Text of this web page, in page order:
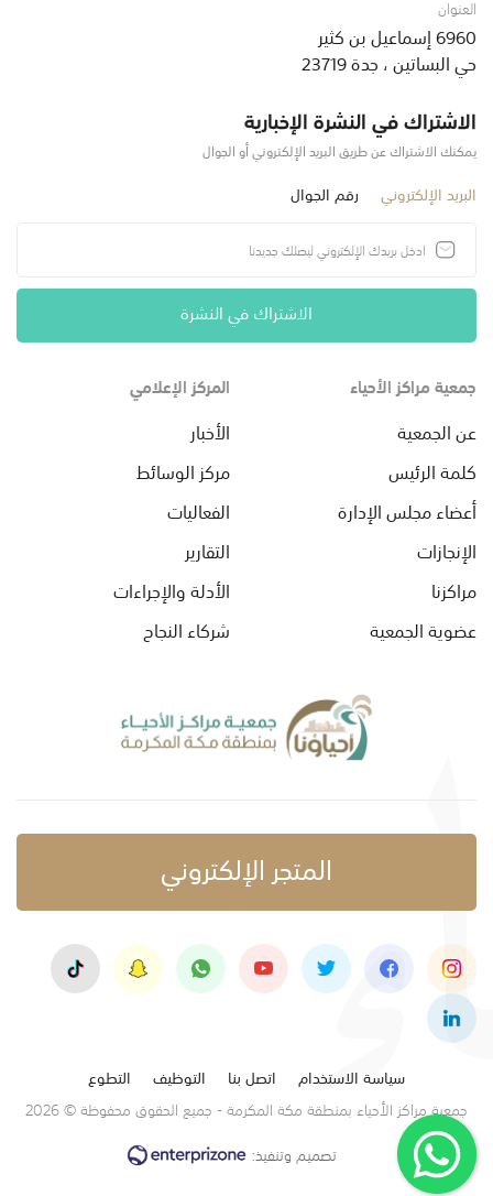
العنوان
6960 إسماعيل بن كثير
حي البساتين ، جدة 23719
الاشتراك في النشرة الإخبارية
يمكنك الاشتراك عن طريق البريد الإلكتروني أو الجوال
البريد الإلكتروني رقم الجوال
الاشتراك في النشرة
جمعية مراكز الأحياء
عن الجمعية
كلمة الرئيس
أعضاء مجلس الإدارة
الإنجازات
مراكزنا
عضوية الجمعية
المركز الإعلامي
الأخبار
مركز الوسائط
الفعاليات
التقارير
الأدلة والإجراءات
شركاء النجاح
المتجر الإلكتروني
سياسة الاستخدام اتصل بنا التوظيف
التطوع
جمعية مراكز الأحياء بمنطقة مكة المكرمة - جميع الحقوق محفوظة © 2026
تصميم وتنفيذ: